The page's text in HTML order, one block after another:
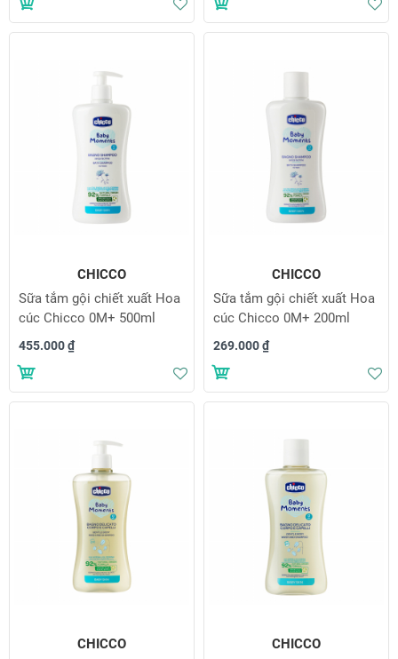
Thêm vào danh sách yêu thích
CHICCO
Sữa tắm gội chiết xuất Hoa
cúc Chicco 0M+ 500ml
455.000 ₫
Thêm vào danh sách yêu thích
CHICCO
Sữa tắm gội chiết xuất Hoa
cúc Chicco 0M+ 200ml
269.000 ₫
CHICCO
CHICCO